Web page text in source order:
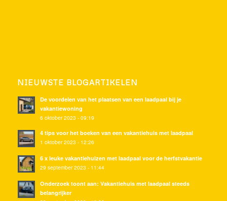
NIEUWSTE BLOGARTIKELEN
De voordelen van het plaatsen van een laadpaal bij je
vakantiewoning
6 oktober 2023 - 09:19
4 tips voor het boeken van een vakantiehuis met laadpaal
1 oktober 2023 - 12:26
6 x leuke vakantiehuizen met laadpaal voor de herfstvakantie
29 september 2023 - 11:44
Onderzoek toont aan: Vakantiehuis met laadpaal steeds
belangrijker